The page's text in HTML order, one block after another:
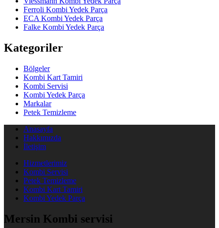
Ferroli Kombi Yedek Parça
ECA Kombi Yedek Parça
Falke Kombi Yedek Parça
Kategoriler
Bölgeler
Kombi Kart Tamiri
Kombi Servisi
Kombi Yedek Parça
Markalar
Petek Temizleme
Anasayfa
Hakkımızda
İletişim
Hizmetlerimiz
Kombi Servisi
Petek Temizleme
Kombi Kart Tamiri
Kombi Yedek Parça
Mersin Kombi servisi